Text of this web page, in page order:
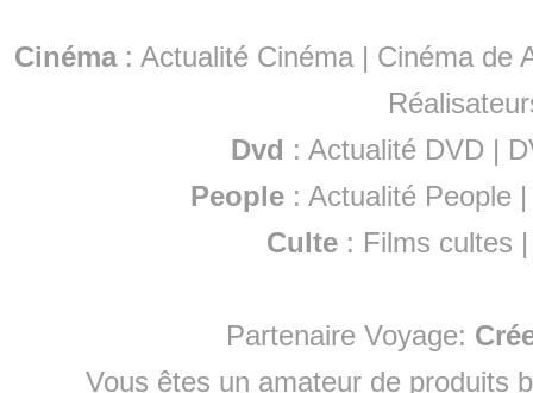
Cinéma: Actualité Cinéma | Cinéma de
Dvd : Actualité DVD |
People :Actualité People
Culte : Films cultes
Partenaire Voyage:
Vous êtes un amateur de produits